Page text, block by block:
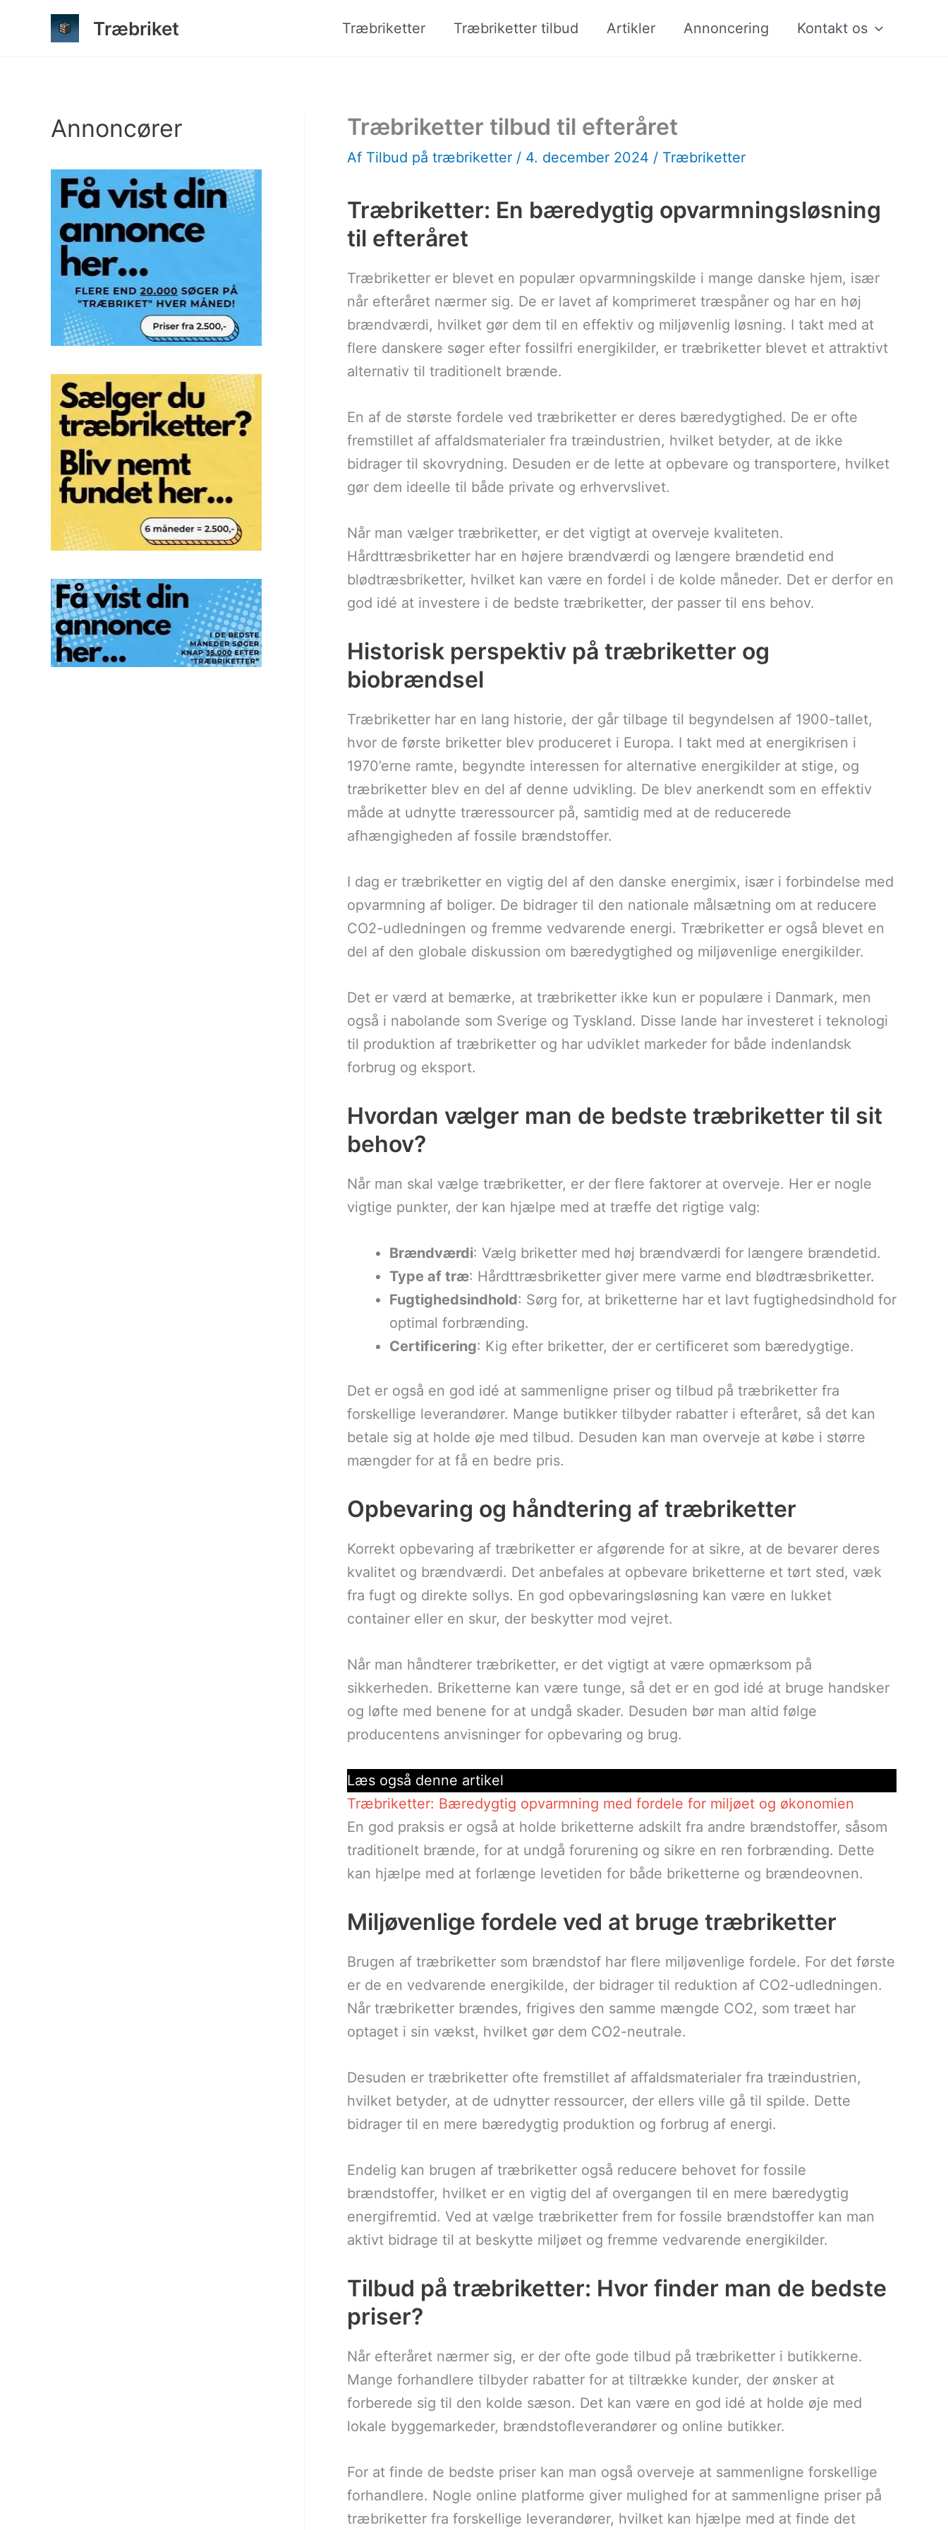
Træbriket Træbriketter Træbriketter tilbud Artikler Annoncering Kontakt os
Annoncører Træbriketter tilbud til efteråret
Af Tilbud på træbriketter / 4. december 2024 / Træbriketter
Træbriketter: En bæredygtig opvarmningsløsning
til efteråret
Træbriketter er blevet en populær opvarmningskilde i mange danske hjem, især
når efteråret nærmer sig. De er lavet af komprimeret træspåner og har en høj
brændværdi, hvilket gør dem til en effektiv og miljøvenlig løsning. I takt med at
flere danskere søger efter fossilfri energikilder, er træbriketter blevet et attraktivt
alternativ til traditionelt brænde.
En af de største fordele ved træbriketter er deres bæredygtighed. De er ofte
fremstillet af affaldsmaterialer fra træindustrien, hvilket betyder, at de ikke
bidrager til skovrydning. Desuden er de lette at opbevare og transportere, hvilket
gør dem ideelle til både private og erhvervslivet.
Når man vælger træbriketter, er det vigtigt at overveje kvaliteten.
Hårdttræsbriketter har en højere brændværdi og længere brændetid end
blødtræsbriketter, hvilket kan være en fordel i de kolde måneder. Det er derfor en
god idé at investere i de bedste træbriketter, der passer til ens behov.
Historisk perspektiv på træbriketter og
biobrændsel
Træbriketter har en lang historie, der går tilbage til begyndelsen af 1900-tallet,
hvor de første briketter blev produceret i Europa. I takt med at energikrisen i
1970’erne ramte, begyndte interessen for alternative energikilder at stige, og
træbriketter blev en del af denne udvikling. De blev anerkendt som en effektiv
måde at udnytte træressourcer på, samtidig med at de reducerede
afhængigheden af fossile brændstoffer.
I dag er træbriketter en vigtig del af den danske energimix, især i forbindelse med
opvarmning af boliger. De bidrager til den nationale målsætning om at reducere
CO2-udledningen og fremme vedvarende energi. Træbriketter er også blevet en
del af den globale diskussion om bæredygtighed og miljøvenlige energikilder.
Det er værd at bemærke, at træbriketter ikke kun er populære i Danmark, men
også i nabolande som Sverige og Tyskland. Disse lande har investeret i teknologi
til produktion af træbriketter og har udviklet markeder for både indenlandsk
forbrug og eksport.
Hvordan vælger man de bedste træbriketter til sit
behov?
Når man skal vælge træbriketter, er der flere faktorer at overveje. Her er nogle
vigtige punkter, der kan hjælpe med at træffe det rigtige valg:
Brændværdi: Vælg briketter med høj brændværdi for længere brændetid.
Type af træ: Hårdttræsbriketter giver mere varme end blødtræsbriketter.
Fugtighedsindhold: Sørg for, at briketterne har et lavt fugtighedsindhold for
optimal forbrænding.
Certificering: Kig efter briketter, der er certificeret som bæredygtige.
Det er også en god idé at sammenligne priser og tilbud på træbriketter fra
forskellige leverandører. Mange butikker tilbyder rabatter i efteråret, så det kan
betale sig at holde øje med tilbud. Desuden kan man overveje at købe i større
mængder for at få en bedre pris.
Opbevaring og håndtering af træbriketter
Korrekt opbevaring af træbriketter er afgørende for at sikre, at de bevarer deres
kvalitet og brændværdi. Det anbefales at opbevare briketterne et tørt sted, væk
fra fugt og direkte sollys. En god opbevaringsløsning kan være en lukket
container eller en skur, der beskytter mod vejret.
Når man håndterer træbriketter, er det vigtigt at være opmærksom på
sikkerheden. Briketterne kan være tunge, så det er en god idé at bruge handsker
og løfte med benene for at undgå skader. Desuden bør man altid følge
producentens anvisninger for opbevaring og brug.
Læs også denne artikel
Træbriketter: Bæredygtig opvarmning med fordele for miljøet og økonomien
En god praksis er også at holde briketterne adskilt fra andre brændstoffer, såsom
traditionelt brænde, for at undgå forurening og sikre en ren forbrænding. Dette
kan hjælpe med at forlænge levetiden for både briketterne og brændeovnen.
Miljøvenlige fordele ved at bruge træbriketter
Brugen af træbriketter som brændstof har flere miljøvenlige fordele. For det første
er de en vedvarende energikilde, der bidrager til reduktion af CO2-udledningen.
Når træbriketter brændes, frigives den samme mængde CO2, som træet har
optaget i sin vækst, hvilket gør dem CO2-neutrale.
Desuden er træbriketter ofte fremstillet af affaldsmaterialer fra træindustrien,
hvilket betyder, at de udnytter ressourcer, der ellers ville gå til spilde. Dette
bidrager til en mere bæredygtig produktion og forbrug af energi.
Endelig kan brugen af træbriketter også reducere behovet for fossile
brændstoffer, hvilket er en vigtig del af overgangen til en mere bæredygtig
energifremtid. Ved at vælge træbriketter frem for fossile brændstoffer kan man
aktivt bidrage til at beskytte miljøet og fremme vedvarende energikilder.
Tilbud på træbriketter: Hvor finder man de bedste
priser?
Når efteråret nærmer sig, er der ofte gode tilbud på træbriketter i butikkerne.
Mange forhandlere tilbyder rabatter for at tiltrække kunder, der ønsker at
forberede sig til den kolde sæson. Det kan være en god idé at holde øje med
lokale byggemarkeder, brændstofleverandører og online butikker.
For at finde de bedste priser kan man også overveje at sammenligne forskellige
forhandlere. Nogle online platforme giver mulighed for at sammenligne priser på
træbriketter fra forskellige leverandører, hvilket kan hjælpe med at finde det